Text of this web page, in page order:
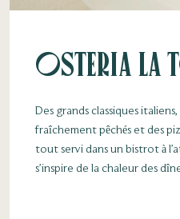
Osteria la
Des grands classiques
fraîchement pêchés et des
tout servi dans un bistrot à
s’inspire de la chaleur des